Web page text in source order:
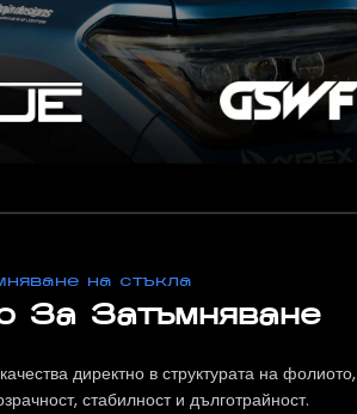
на стъкла
За Затъмняване
директно в структурата на фолиото,
стабилност и дълготрайност.